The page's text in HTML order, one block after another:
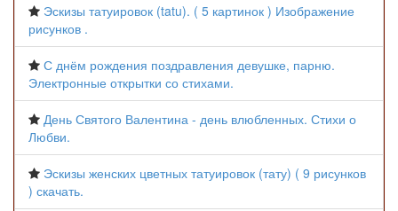
Эскизы татуировок (tatu). ( 5 картинок ) Изображение
рисунков .
С днём рождения поздравления девушке, парню.
Электронные открытки со стихами.
День Святого Валентина - день влюбленных. Стихи о
Любви.
Эскизы женских цветных татуировок (тату) ( 9 рисунков
) скачать.